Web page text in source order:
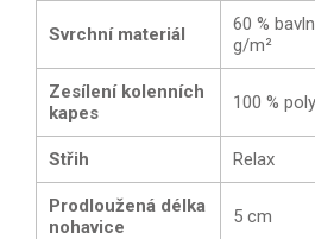
Svrchní materiál
60 %
g/m²
Zesílení kolenních
kapes
100 %
Střih Relax
Prodloužená délka
nohavice
5 cm